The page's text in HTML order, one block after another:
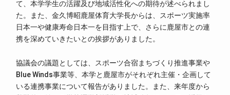
て、本学学生の活躍及び地域活性化への期待が述べられまし
た。また、金久博昭鹿屋体育大学長からは、スポーツ実施率
日本一や健康寿命日本一を目指す上で、さらに鹿屋市との連
携を深めていきたいとの挨拶がありました。
協議会の議題としては、スポーツ合宿まちづくり推進事業や
Blue Winds事業等、本学と鹿屋市がそれぞれ主催・企画して
いる連携事業について報告がありました。また、来年度から